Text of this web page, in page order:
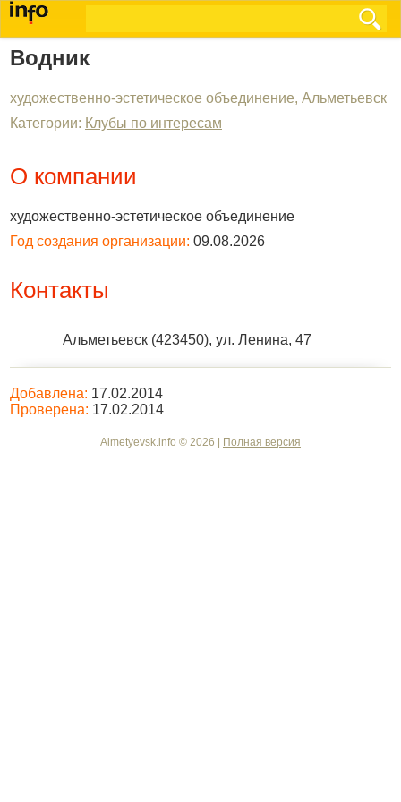
Водник
художественно-эстетическое объединение, Альметьевск
Категории: Клубы по интересам
О компании
художественно-эстетическое объединение
Год создания организации: 09.08.2026
Контакты
Альметьевск (423450), ул. Ленина, 47
Добавлена: 17.02.2014
Проверена: 17.02.2014
Almetyevsk.info © 2026 | Полная версия